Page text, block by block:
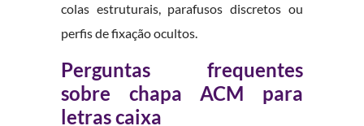
colas estruturais, parafusos discretos ou
perfis de fixação ocultos.
Perguntas frequentes
sobre chapa ACM para
letras caixa